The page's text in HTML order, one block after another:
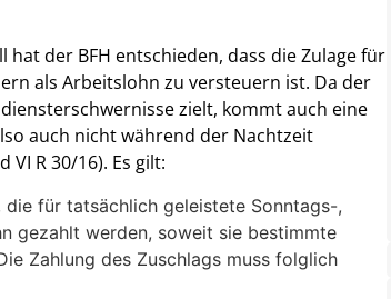
der BFH entschieden, dass die Zulage für
als Arbeitslohn zu versteuern ist. Da der
zielt, kommt auch eine
auch nicht während der Nachtzeit
VI R 30/16). Es gilt:
für tatsächlich geleistete Sonntags-,
gezahlt werden, soweit sie bestimmte
Zahlung des Zuschlags muss folglich